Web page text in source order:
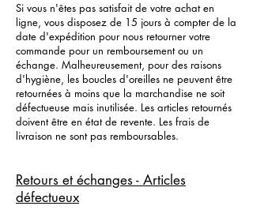
Si vous n'êtes pas satisfait de votre achat en
ligne, vous disposez de 15 jours à compter de la
date d'expédition pour nous retourner votre
commande pour un remboursement ou un
échange. Malheureusement, pour des raisons
d'hygiène, les boucles d'oreilles ne peuvent être
retournées à moins que la marchandise ne soit
défectueuse mais inutilisée. Les articles retournés
doivent être en état de revente. Les frais de
livraison ne sont pas remboursables.
Retours et échanges - Articles
défectueux